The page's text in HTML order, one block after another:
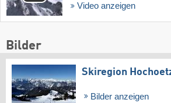
Video anzeigen
Bilder
Skiregion
Bilder anzeigen